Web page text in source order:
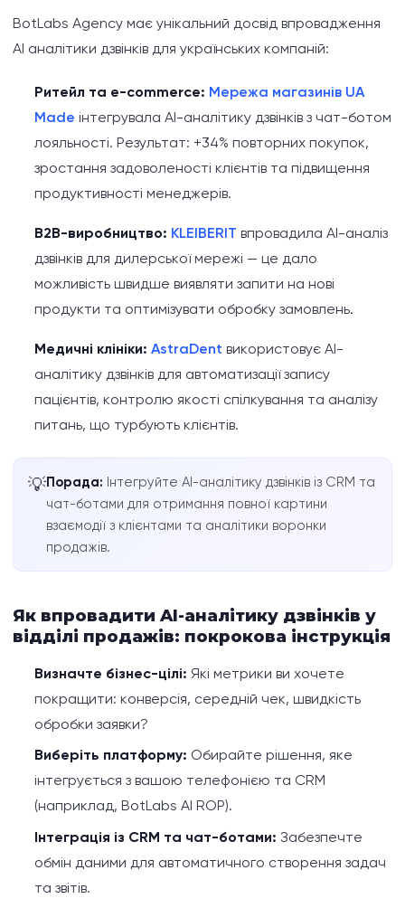
BotLabs Agency має унікальний досвід впровадження
AI аналітики дзвінків для українських компаній:
Ритейл та e-commerce: Мережа магазинів UA
Made інтегрувала AI-аналітику дзвінків з чат-ботом
лояльності. Результат: +34% повторних покупок,
зростання задоволеності клієнтів та підвищення
продуктивності менеджерів.
B2B-виробництво: KLEIBERIT впровадила AI-аналіз
дзвінків для дилерської мережі — це дало
можливість швидше виявляти запити на нові
продукти та оптимізувати обробку замовлень.
Медичні клініки: AstraDent використовує AI-
аналітику дзвінків для автоматизації запису
пацієнтів, контролю якості спілкування та аналізу
питань, що турбують клієнтів.
💡Порада: Інтегруйте AI-аналітику дзвінків із CRM та
чат-ботами для отримання повної картини
взаємодії з клієнтами та аналітики воронки
продажів.
Як впровадити AI-аналітику дзвінків у
відділі продажів: покрокова інструкція
Визначте бізнес-цілі: Які метрики ви хочете
покращити: конверсія, середній чек, швидкість
обробки заявки?
Виберіть платформу: Обирайте рішення, яке
інтегрується з вашою телефонією та CRM
(наприклад, BotLabs AI ROP).
Інтеграція із CRM та чат-ботами: Забезпечте
обмін даними для автоматичного створення задач
та звітів.